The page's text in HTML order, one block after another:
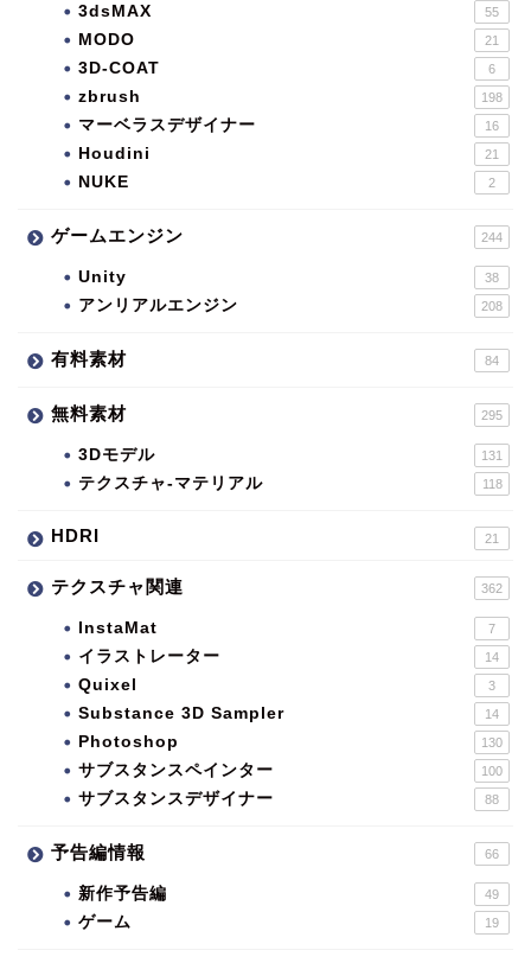
3dsMAX 55
MODO 21
3D-COAT 6
zbrush 198
マーベラスデザイナー 16
Houdini 21
NUKE 2
ゲームエンジン 244
Unity 38
アンリアルエンジン 208
有料素材 84
無料素材 295
3Dモデル 131
テクスチャ-マテリアル 118
HDRI 21
テクスチャ関連 362
InstaMat 7
イラストレーター 14
Quixel 3
Substance 3D Sampler 14
Photoshop 130
サブスタンスペインター 100
サブスタンスデザイナー 88
予告編情報 66
新作予告編 49
ゲーム 19